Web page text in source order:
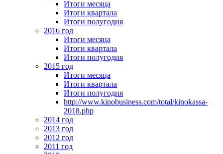
Итоги месяца
Итоги квартала
Итоги полугодия
2016 год
Итоги месяца
Итоги квартала
Итоги полугодия
2015 год
Итоги месяца
Итоги квартала
Итоги полугодия
http://www.kinobusiness.com/total/kinokassa-
2018.php
2014 год
2013 год
2012 год
2011 год